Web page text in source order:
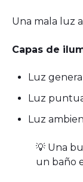
Una mala luz
Capas de
Luz
Luz
Luz
💡 Una
un baño